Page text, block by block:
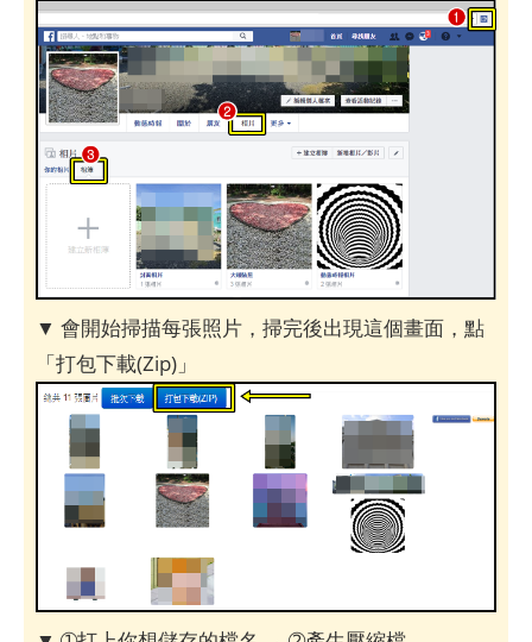
▼ 會開始掃描每張照片，掃完後出現這個畫面，點
「打包下載(Zip)」